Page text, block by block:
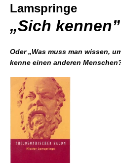
Lamspringe
„Sich kennen”
Oder „Was muss man wissen,
kenne einen anderen